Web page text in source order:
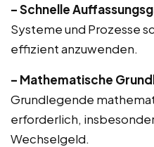
– Schnelle
Systeme und Prozesse
effizient anzuwenden.
– Mathematische
Grundlegende
erforderlich,
Wechselgeld.